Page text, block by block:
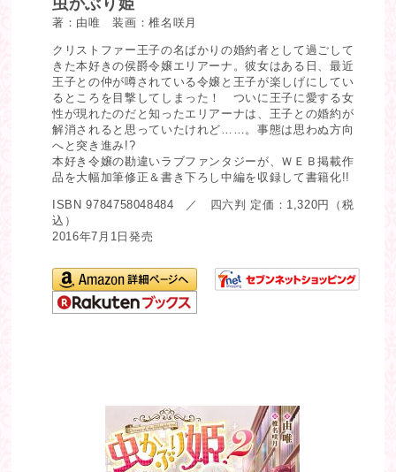
虫かぶり姫
著：由唯 装画：椎名咲月
クリストファー王子の名ばかりの婚約者として過ごして
きた本好きの侯爵令嬢エリアーナ。彼女はある日、最近
王子との仲が噂されている令嬢と王子が楽しげにしてい
るところを目撃してしまった！ ついに王子に愛する女
性が現れたのだと知ったエリアーナは、王子との婚約が
解消されると思っていたけれど……。事態は思わぬ方向
へと突き進み!?
本好き令嬢の勘違いラブファンタジーが、ＷＥＢ掲載作
品を大幅加筆修正＆書き下ろし中編を収録して書籍化!!
ISBN 9784758048484 ／ 四六判 定価：1,320円（税
込）
2016年7月1日発売